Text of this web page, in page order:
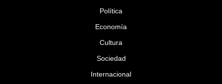
Política
Economía
Cultura
Sociedad
Internacional